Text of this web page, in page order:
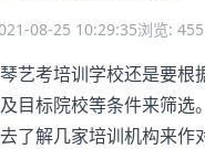
08-25 10:29:35浏览: 455
考培训学校还是要根
目标院校等条件来筛选
了解几家培训机构来作